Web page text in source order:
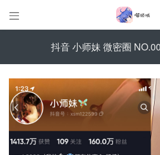

抖音 小师妹 微密圈